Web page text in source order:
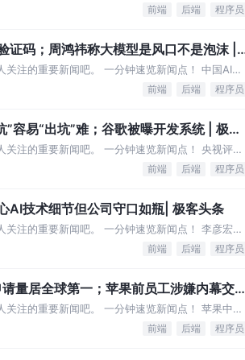
前端 后端 程序员
码；周鸿祎称大模型是风口不是泡沫 |
注的重要新闻吧。 一分钟速览新闻点！ 中国AI大
前端 后端 程序员
易“出坑”难；​谷歌被曝开发系统 | 极客
注的重要新闻吧。 一分钟速览新闻点！ 央视评
前端 后端 程序员
AI技术细节但公司守口如瓶| 极客头条
注的重要新闻吧。 一分钟速览新闻点！ 李彦宏：
前端 后端 程序员
量居全球第一；苹果前员工涉嫌内幕交易
注的重要新闻吧。 一分钟速览新闻点！ 苹果中国
前端 后端 程序员